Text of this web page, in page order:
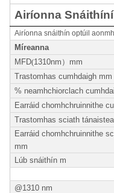
Airíonna Snáithíní
Airíonna snáithín optúil
Míreanna
MFD(1310nm ） mm
Trastomhas cumhdaigh mm
% neamhchiorclach
Earráid chomhchruinnithe
Trastomhas sciath
Earráid chomhchruinnithe
mm
Lúb snáithín m
@1310 nm